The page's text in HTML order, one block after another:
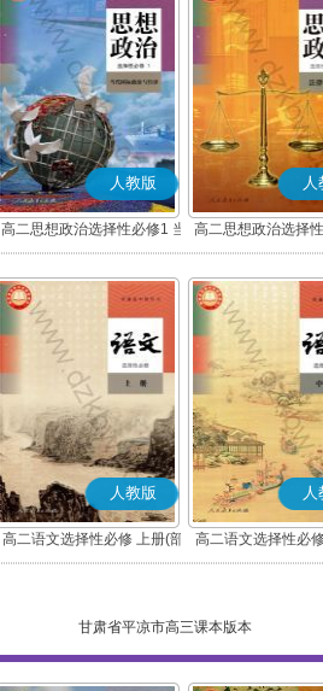
人教版
高二思想政治选择性必修1 当
代国际政治与经济(部编版)
人
高二思想政治选择
律与生活(部
人教版
高二语文选择性必修 上册(部
编版)
人
高二语文选择性必
编版)
甘肃省平凉市高三课本版本